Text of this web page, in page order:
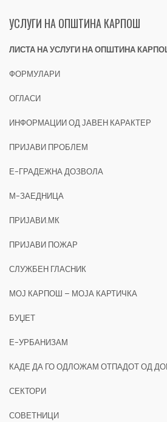
УСЛУГИ НА ОПШТИНА КАРПОШ
ЛИСТА НА УСЛУГИ НА ОПШТИНА
ФОРМУЛАРИ
ОГЛАСИ
ИНФОРМАЦИИ ОД ЈАВЕН КАРАКТЕР
ПРИЈАВИ ПРОБЛЕМ
Е-ГРАДЕЖНА ДОЗВОЛА
М-ЗАЕДНИЦА
ПРИЈАВИ.МК
ПРИЈАВИ ПОЖАР
СЛУЖБЕН ГЛАСНИК
МОЈ КАРПОШ – МОЈА КАРТИЧКА
БУЏЕТ
Е-УРБАНИЗАМ
КАДЕ ДА ГО ОДЛОЖАМ ОТПАДОТ ОД
СЕКТОРИ
СОВЕТНИЦИ